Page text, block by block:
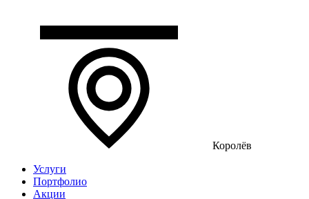
Королёв
Услуги
Портфолио
Акции